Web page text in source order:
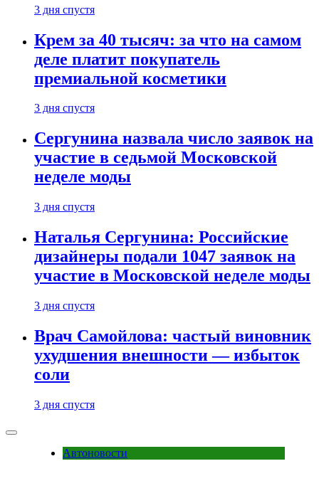
3 дня спустя
Крем за 40 тысяч: за что на самом
деле платит покупатель
премиальной косметики
3 дня спустя
Сергунина назвала число заявок на
участие в седьмой Московской
неделе моды
3 дня спустя
Наталья Сергунина: Российские
дизайнеры подали 1047 заявок на
участие в Московской неделе моды
3 дня спустя
Врач Самойлова: частый виновник
ухудшения внешности — избыток
соли
3 дня спустя
Автоновости